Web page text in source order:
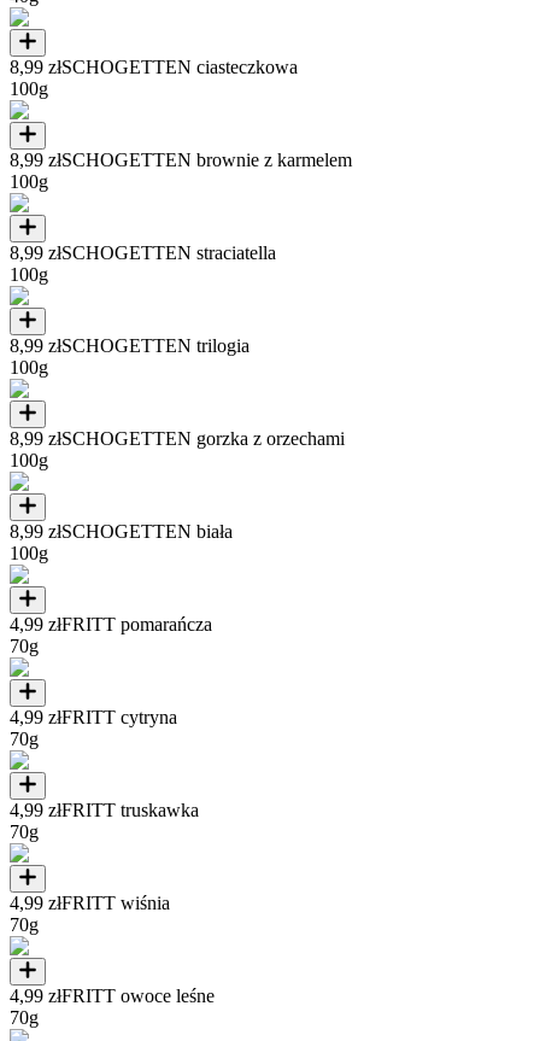
8,99 złSCHOGETTEN ciasteczkowa
100g
8,99 złSCHOGETTEN brownie z karmelem
100g
8,99 złSCHOGETTEN straciatella
100g
8,99 złSCHOGETTEN trilogia
100g
8,99 złSCHOGETTEN gorzka z orzechami
100g
8,99 złSCHOGETTEN biała
100g
4,99 złFRITT pomarańcza
70g
4,99 złFRITT cytryna
70g
4,99 złFRITT truskawka
70g
4,99 złFRITT wiśnia
70g
4,99 złFRITT owoce leśne
70g